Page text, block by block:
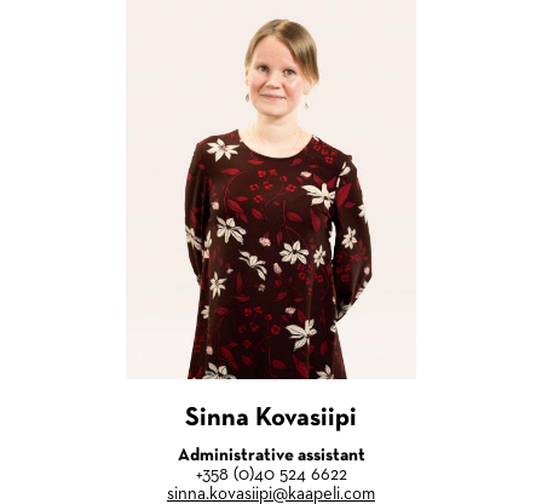
Sinna Kovasiipi
Administrative assistant
+358 (0)40 524 6622
sinna.kovasiipi@kaapeli.com